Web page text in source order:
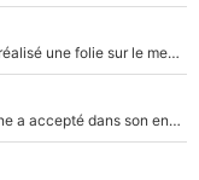
250M€ pour signer une star : Le PSG avait déjà réalisé une folie sur le mercato bien avant Neymar !
Voilà le seul homme politique que Zinedine Zidane a accepté dans son entourage : «Je garde un très bon souvenir de lui»